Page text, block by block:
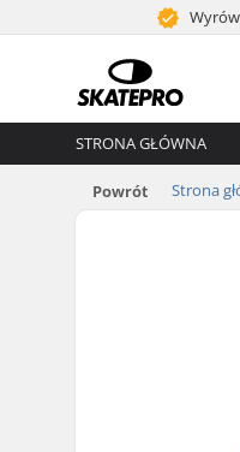
STRONA GŁÓWNA
Powrót Strona